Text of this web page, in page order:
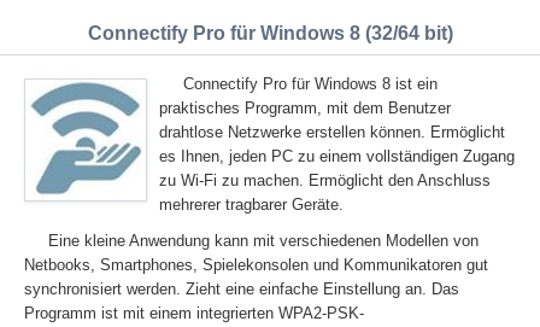
Connectify Pro für Windows 8 (32/64 bit)
Connectify Pro für Windows 8 ist ein
praktisches Programm, mit dem Benutzer
drahtlose Netzwerke erstellen können. Ermöglicht
es Ihnen, jeden PC zu einem vollständigen Zugang
zu Wi-Fi zu machen. Ermöglicht den Anschluss
mehrerer tragbarer Geräte.
Eine kleine Anwendung kann mit verschiedenen Modellen von
Netbooks, Smartphones, Spielekonsolen und Kommunikatoren gut
synchronisiert werden. Zieht eine einfache Einstellung an. Das
Programm ist mit einem integrierten WPA2-PSK-